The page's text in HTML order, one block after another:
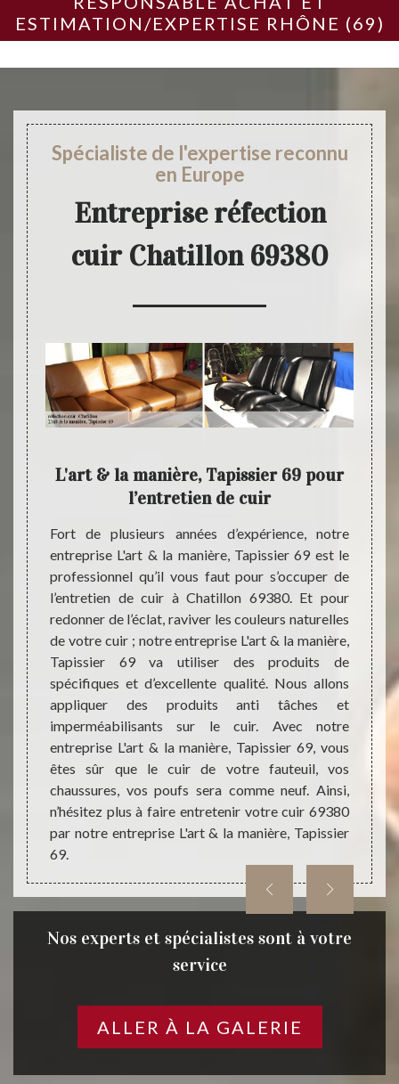
ESTIMATION/EXPERTISE RHÔNE (69)
Spécialiste de l'expertise reconnu
en Europe
Entreprise réfection
cuir Chatillon 69380
la
il est
des
et
vos
sa
L'art
une
des
& la
L'art & la manière, Tapissier 69 pour
l’entretien de cuir
Fort de plusieurs années d’expérience, notre
entreprise L'art & la manière, Tapissier 69 est le
professionnel qu’il vous faut pour s’occuper de
l’entretien de cuir à Chatillon 69380. Et pour
redonner de l’éclat, raviver les couleurs naturelles
de votre cuir ; notre entreprise L'art & la manière,
Tapissier 69 va utiliser des produits de
spécifiques et d’excellente qualité. Nous allons
appliquer des produits anti tâches et
imperméabilisants sur le cuir. Avec notre
entreprise L'art & la manière, Tapissier 69, vous
êtes sûr que le cuir de votre fauteuil, vos
chaussures, vos poufs sera comme neuf. Ainsi,
n’hésitez plus à faire entretenir votre cuir 69380
par notre entreprise L'art & la manière, Tapissier
69.
cuir.
qui
Les
Nos experts et spécialistes sont à votre
service
ALLER À LA GALERIE